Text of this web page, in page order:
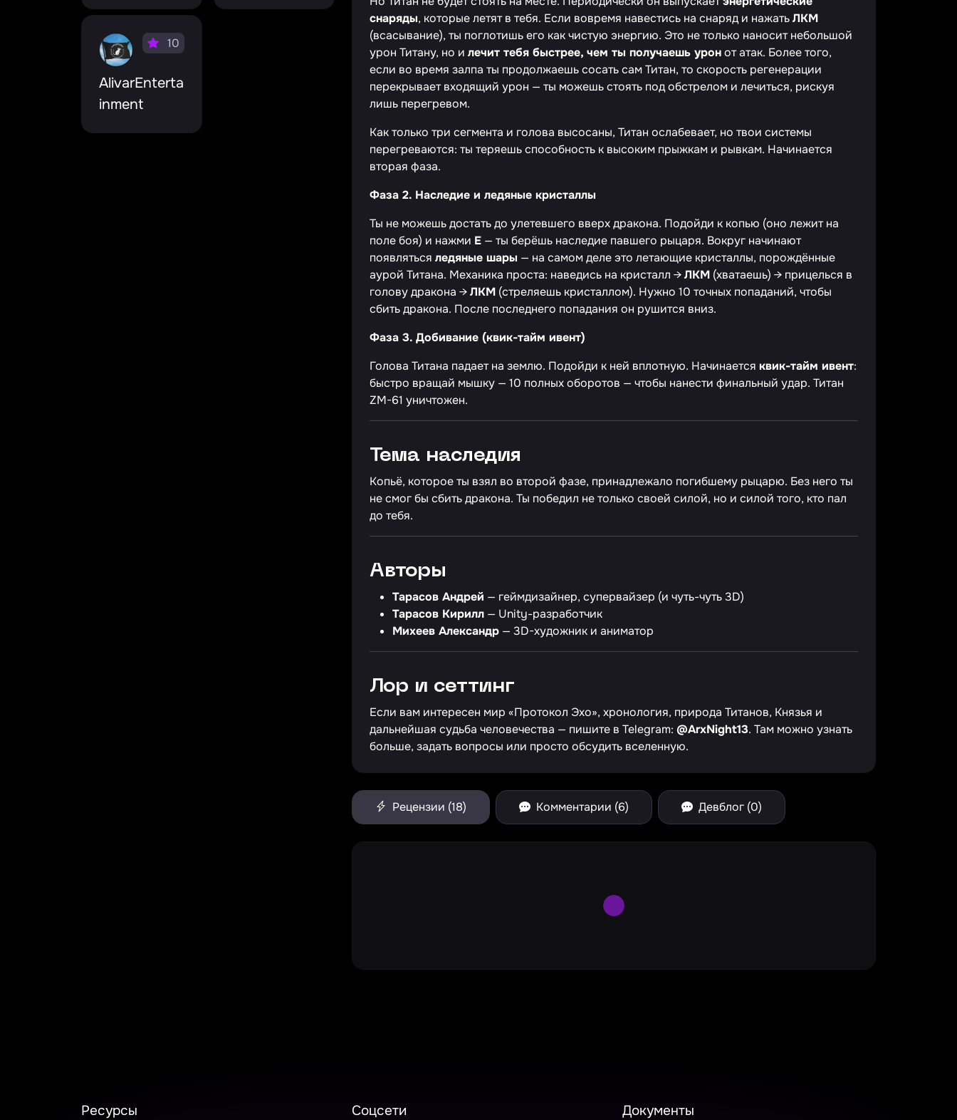
AlivarEnterta
inment
10
снаряды, которые летят в тебя. Если вовремя навестись на снаряд и нажатьЛКМ
(всасывание), ты поглотишь его как чистую энергию. Это не только наносит небольшой
урон Титану, но и лечит тебя быстрее, чем ты получаешь уронот атак. Более того,
если во время залпа ты продолжаешь сосать сам Титан, то скорость регенерации
перекрывает входящий урон — ты можешь стоять под обстрелом и лечиться, рискуя
лишь перегревом.
Как только три сегмента и голова высосаны, Титан ослабевает, но твои системы
перегреваются: ты теряешь способность к высоким прыжкам и рывкам. Начинается
вторая фаза.
Фаза 2. Наследие и ледяные кристаллы
Ты не можешь достать до улетевшего вверх дракона. Подойди к копью (оно лежит на
поле боя) и нажми E — ты берёшь наследие павшего рыцаря. Вокруг начинают
появляться ледяные шары — на самом деле это летающие кристаллы, порождённые
аурой Титана. Механика проста: наведись на кристалл →ЛКМ (хватаешь) → прицелься в
голову дракона →ЛКМ (стреляешь кристаллом). Нужно 10 точных попаданий, чтобы
сбить дракона. После последнего попадания он рушится вниз.
Фаза 3. Добивание (квик-тайм ивент)
Голова Титана падает на землю. Подойди к ней вплотную. Начинается квик-тайм ивент:
быстро вращай мышку — 10 полных оборотов — чтобы нанести финальный удар. Титан
ZM-61 уничтожен.
Тема наследия
Копьё, которое ты взял во второй фазе, принадлежало погибшему рыцарю. Без него ты
не смог бы сбить дракона. Ты победил не только своей силой, но и силой того, кто пал
до тебя.
Авторы
Тарасов Андрей — геймдизайнер, супервайзер (и чуть-чуть 3D)
Тарасов Кирилл — Unity-разработчик
Михеев Александр — 3D-художник и аниматор
Лор и сеттинг
Если вам интересен мир «Протокол Эхо», хронология, природа Титанов, Князья и
дальнейшая судьба человечества — пишите в Telegram: @ArxNight13. Там можно узнать
больше, задать вопросы или просто обсудить вселенную.
Рецензии (18) Комментарии (6) Девблог (0)
Large Spinner
Ресурсы Соцсети Документы